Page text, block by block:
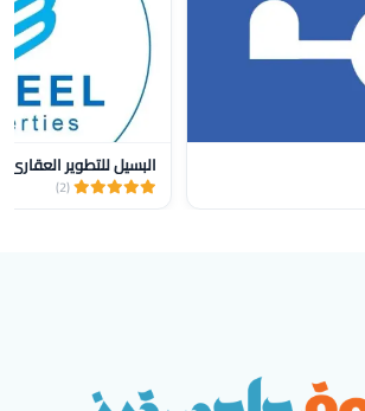
البسيل للتطوير العقاري
(2)